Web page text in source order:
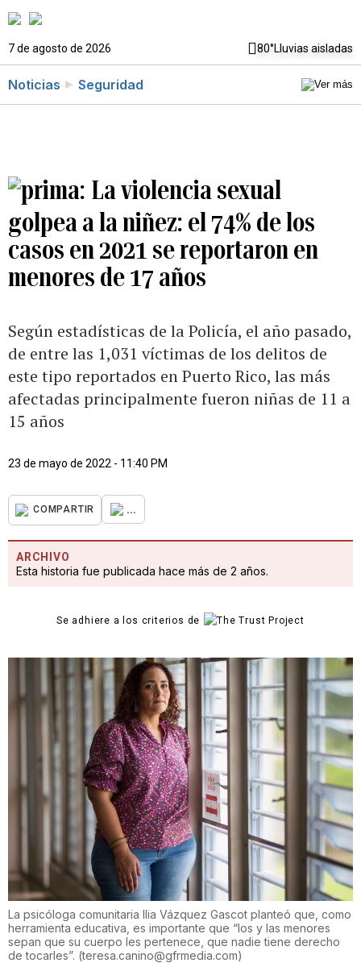
7 de agosto de 2026 80°Lluvias aisladas
Noticias Seguridad
La violencia sexual
golpea a la niñez: el 74% de los
casos en 2021 se reportaron en
menores de 17 años
Según estadísticas de la Policía, el año pasado,
de entre las 1,031 víctimas de los delitos de
este tipo reportados en Puerto Rico, las más
afectadas principalmente fueron niñas de 11 a
15 años
23 de mayo de 2022 - 11:40 PM
COMPARTIR ...
ARCHIVO
Esta historia fue publicada hace más de 2 años.
Se adhiere a los criterios de
La psicóloga comunitaria Ilia Vázquez Gascot planteó que, como
herramienta educativa, es importante que “los y las menores
sepan que su cuerpo les pertenece, que nadie tiene derecho
de tocarles”. (teresa.canino@gfrmedia.com)